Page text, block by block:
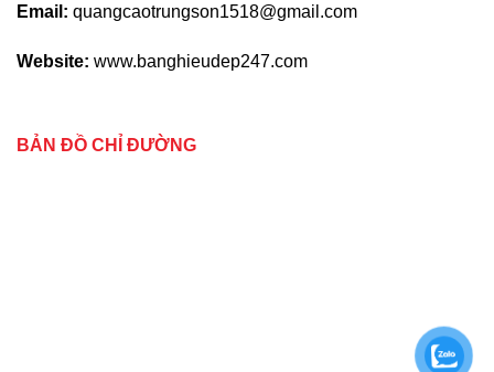
Email: quangcaotrungson1518@gmail.com
Website: www.banghieudep247.com
BẢN ĐỒ CHỈ ĐƯỜNG